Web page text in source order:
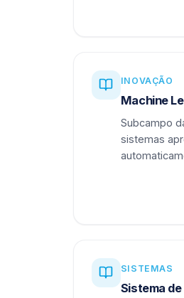
INOVAÇÃO
Machine
Subcampo
sistemas
SISTEMAS
Sistema